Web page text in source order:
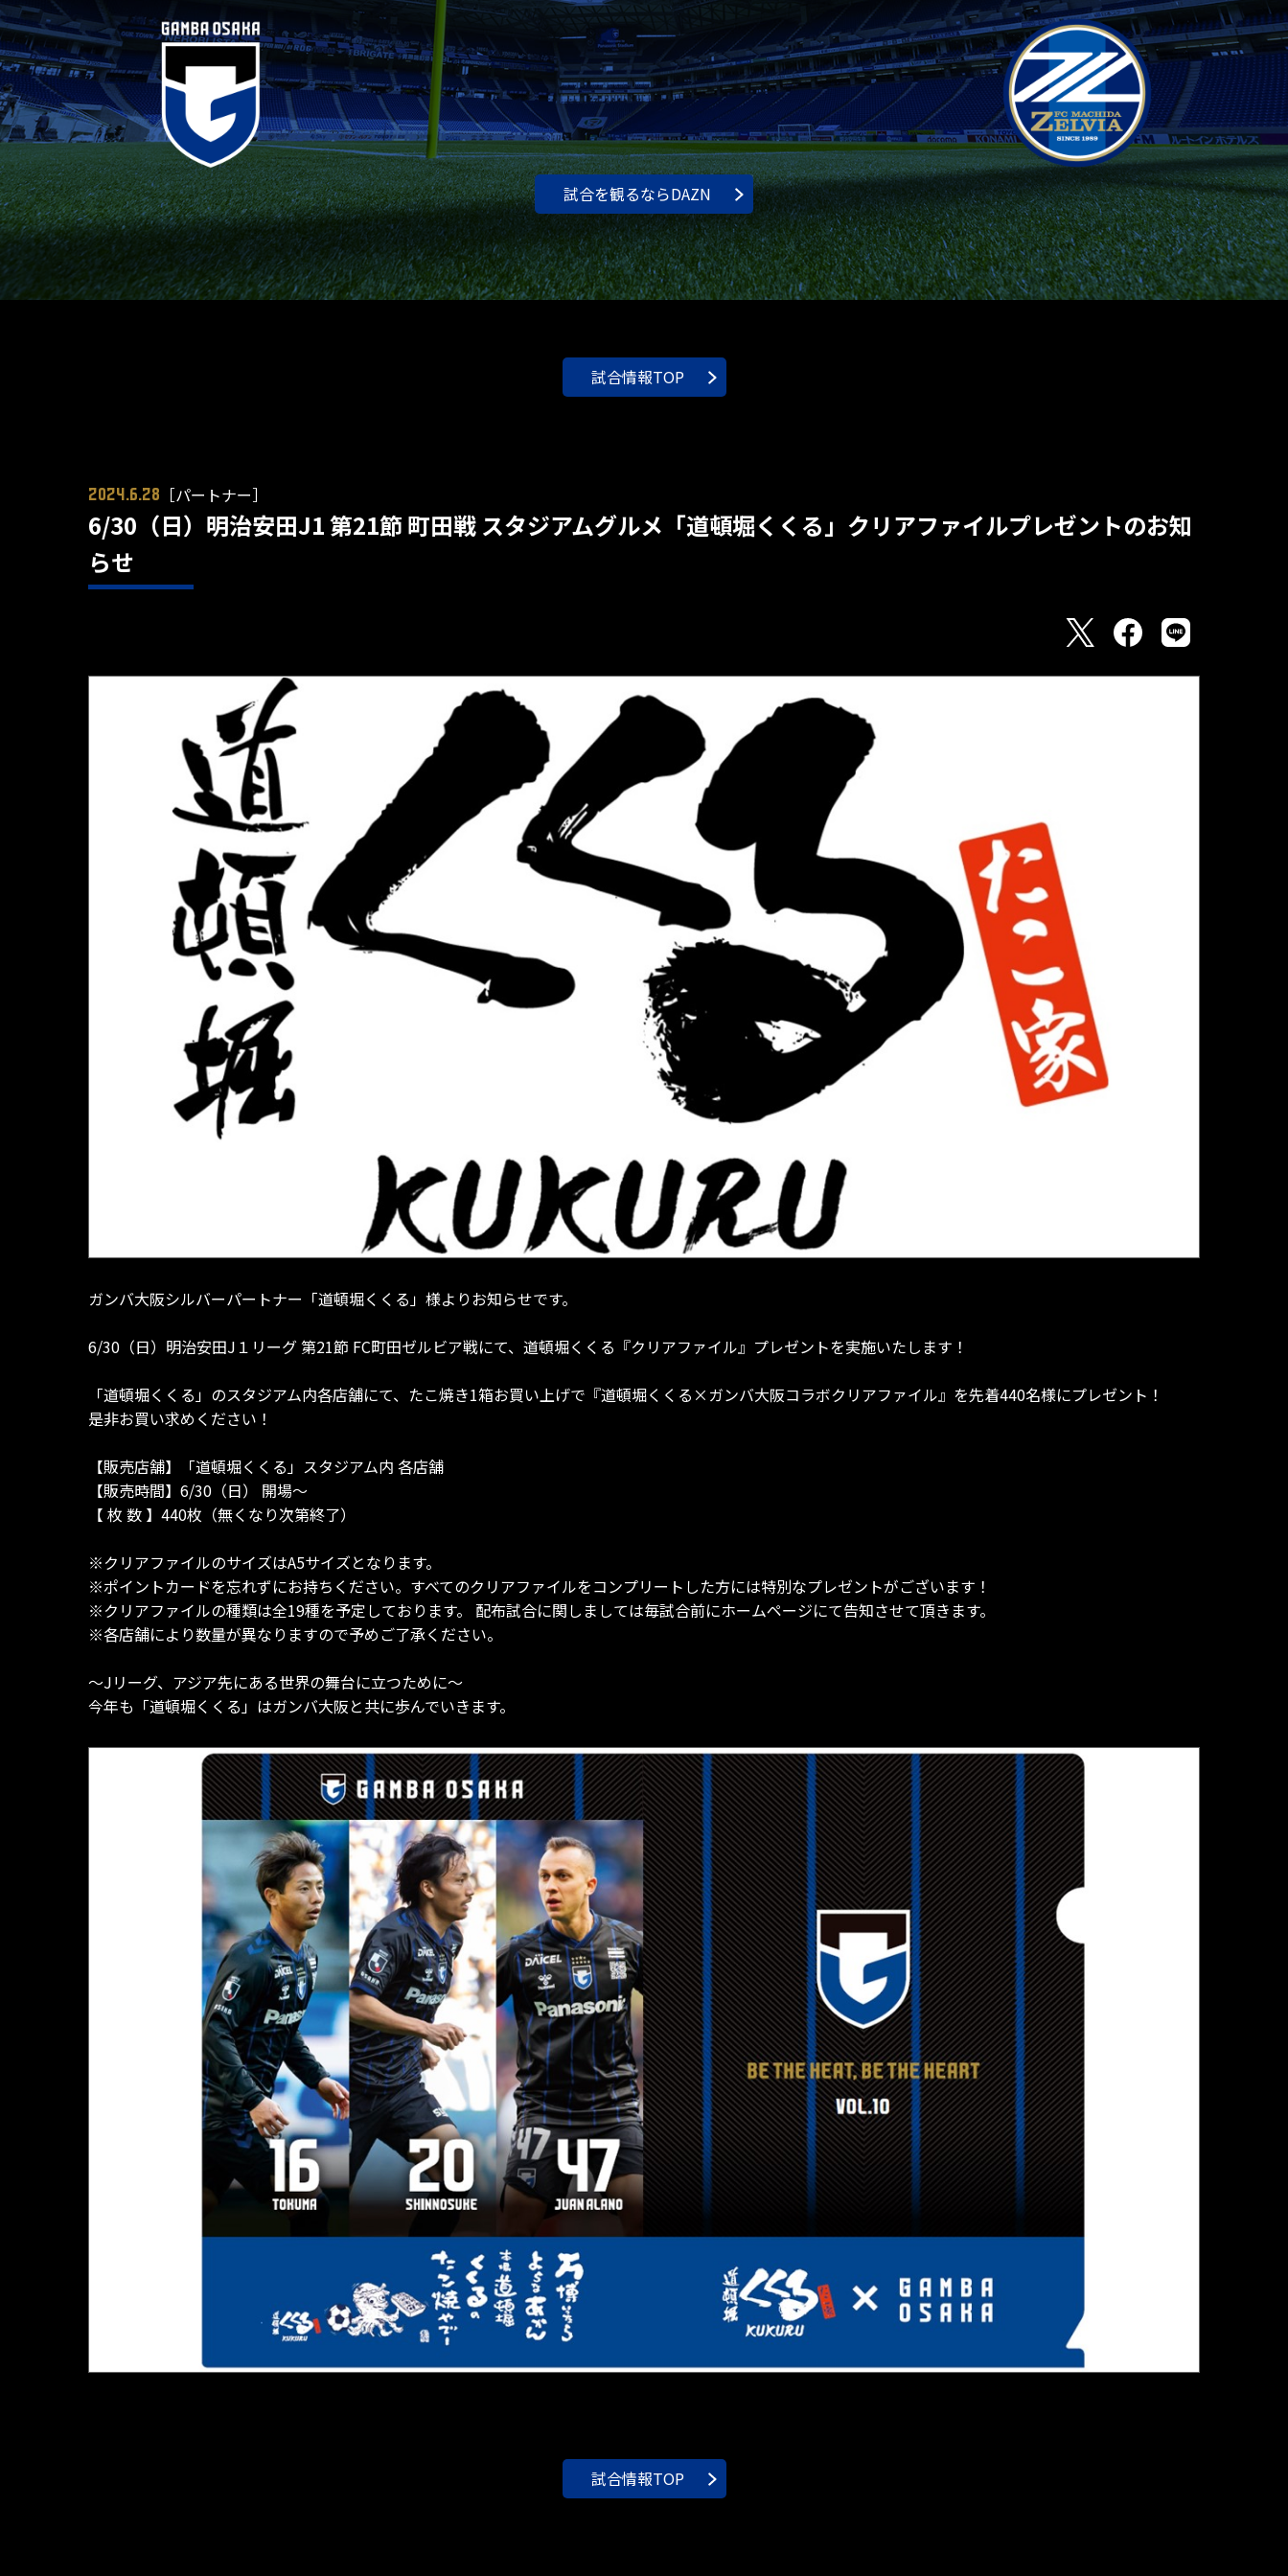
試合を観るならDAZN
試合情報TOP
2024.6.28 ［パートナー］
6/30（日）明治安田J1 第21節 町田戦 スタジアムグルメ「道頓堀くくる」クリアファイルプレゼントのお知
らせ
ガンバ大阪シルバーパートナー「道頓堀くくる」様よりお知らせです。
6/30（日）明治安田J１リーグ 第21節 FC町田ゼルビア戦にて、道頓堀くくる『クリアファイル』プレゼントを実施いたします！
「道頓堀くくる」のスタジアム内各店舗にて、たこ焼き1箱お買い上げで『道頓堀くくる×ガンバ大阪コラボクリアファイル』を先着440名様にプレゼント！
是非お買い求めください！
【販売店舗】「道頓堀くくる」スタジアム内 各店舗
【販売時間】6/30（日） 開場～
【 枚 数 】440枚（無くなり次第終了）
※クリアファイルのサイズはA5サイズとなります。
※ポイントカードを忘れずにお持ちください。すべてのクリアファイルをコンプリートした方には特別なプレゼントがございます！
※クリアファイルの種類は全19種を予定しております。 配布試合に関しましては毎試合前にホームページにて告知させて頂きます。
※各店舗により数量が異なりますので予めご了承ください。
～Jリーグ、アジア先にある世界の舞台に立つために～
今年も「道頓堀くくる」はガンバ大阪と共に歩んでいきます。
試合情報TOP